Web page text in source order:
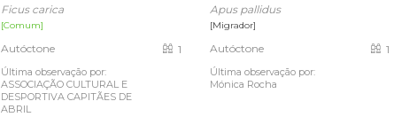
Ficus carica
[Comum]
Autóctone
Última observação por:
ASSOCIAÇÃO CULTURAL E
DESPORTIVA CAPITÃES DE
ABRIL
1
Apus pallidus
[Migrador]
Autóctone
Última observação por:
Mónica Rocha
1